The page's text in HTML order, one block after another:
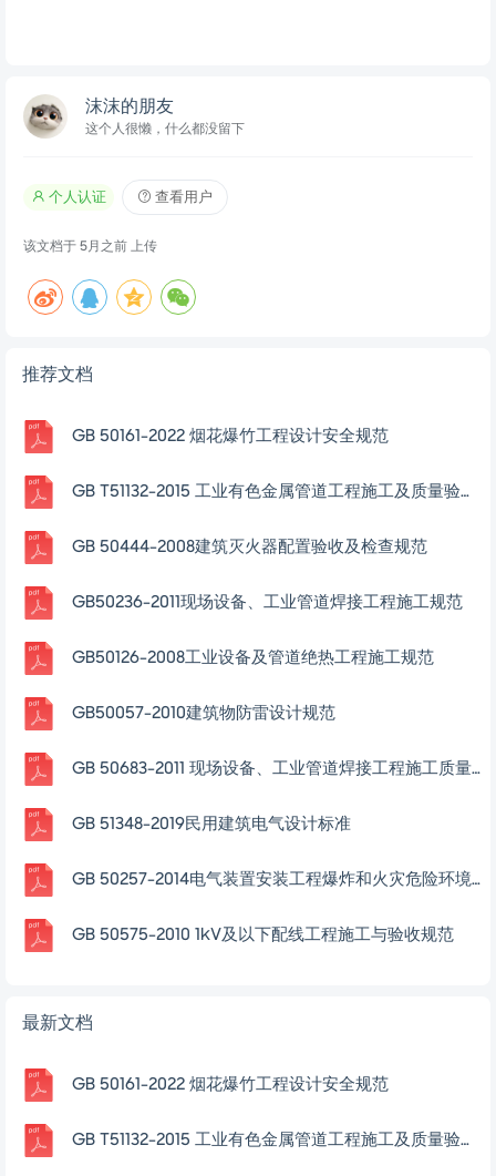
沫沫的朋友
这个人很懒，什么都没留下
个人认证 查看用户
该文档于 5月之前 上传
推荐文档
GB 50161-2022 烟花爆竹工程设计安全规范
GB T51132-2015 工业有色金属管道工程施工及质量验收规范
GB 50444-2008建筑灭火器配置验收及检查规范
GB50236-2011现场设备、工业管道焊接工程施工规范
GB50126-2008工业设备及管道绝热工程施工规范
GB50057-2010建筑物防雷设计规范
GB 50683-2011 现场设备、工业管道焊接工程施工质量验收规范
GB 51348-2019民用建筑电气设计标准
GB 50257-2014电气装置安装工程爆炸和火灾危险环境电气装置施工及验收规范
GB 50575-2010 1kV及以下配线工程施工与验收规范
最新文档
GB 50161-2022 烟花爆竹工程设计安全规范
GB T51132-2015 工业有色金属管道工程施工及质量验收规范